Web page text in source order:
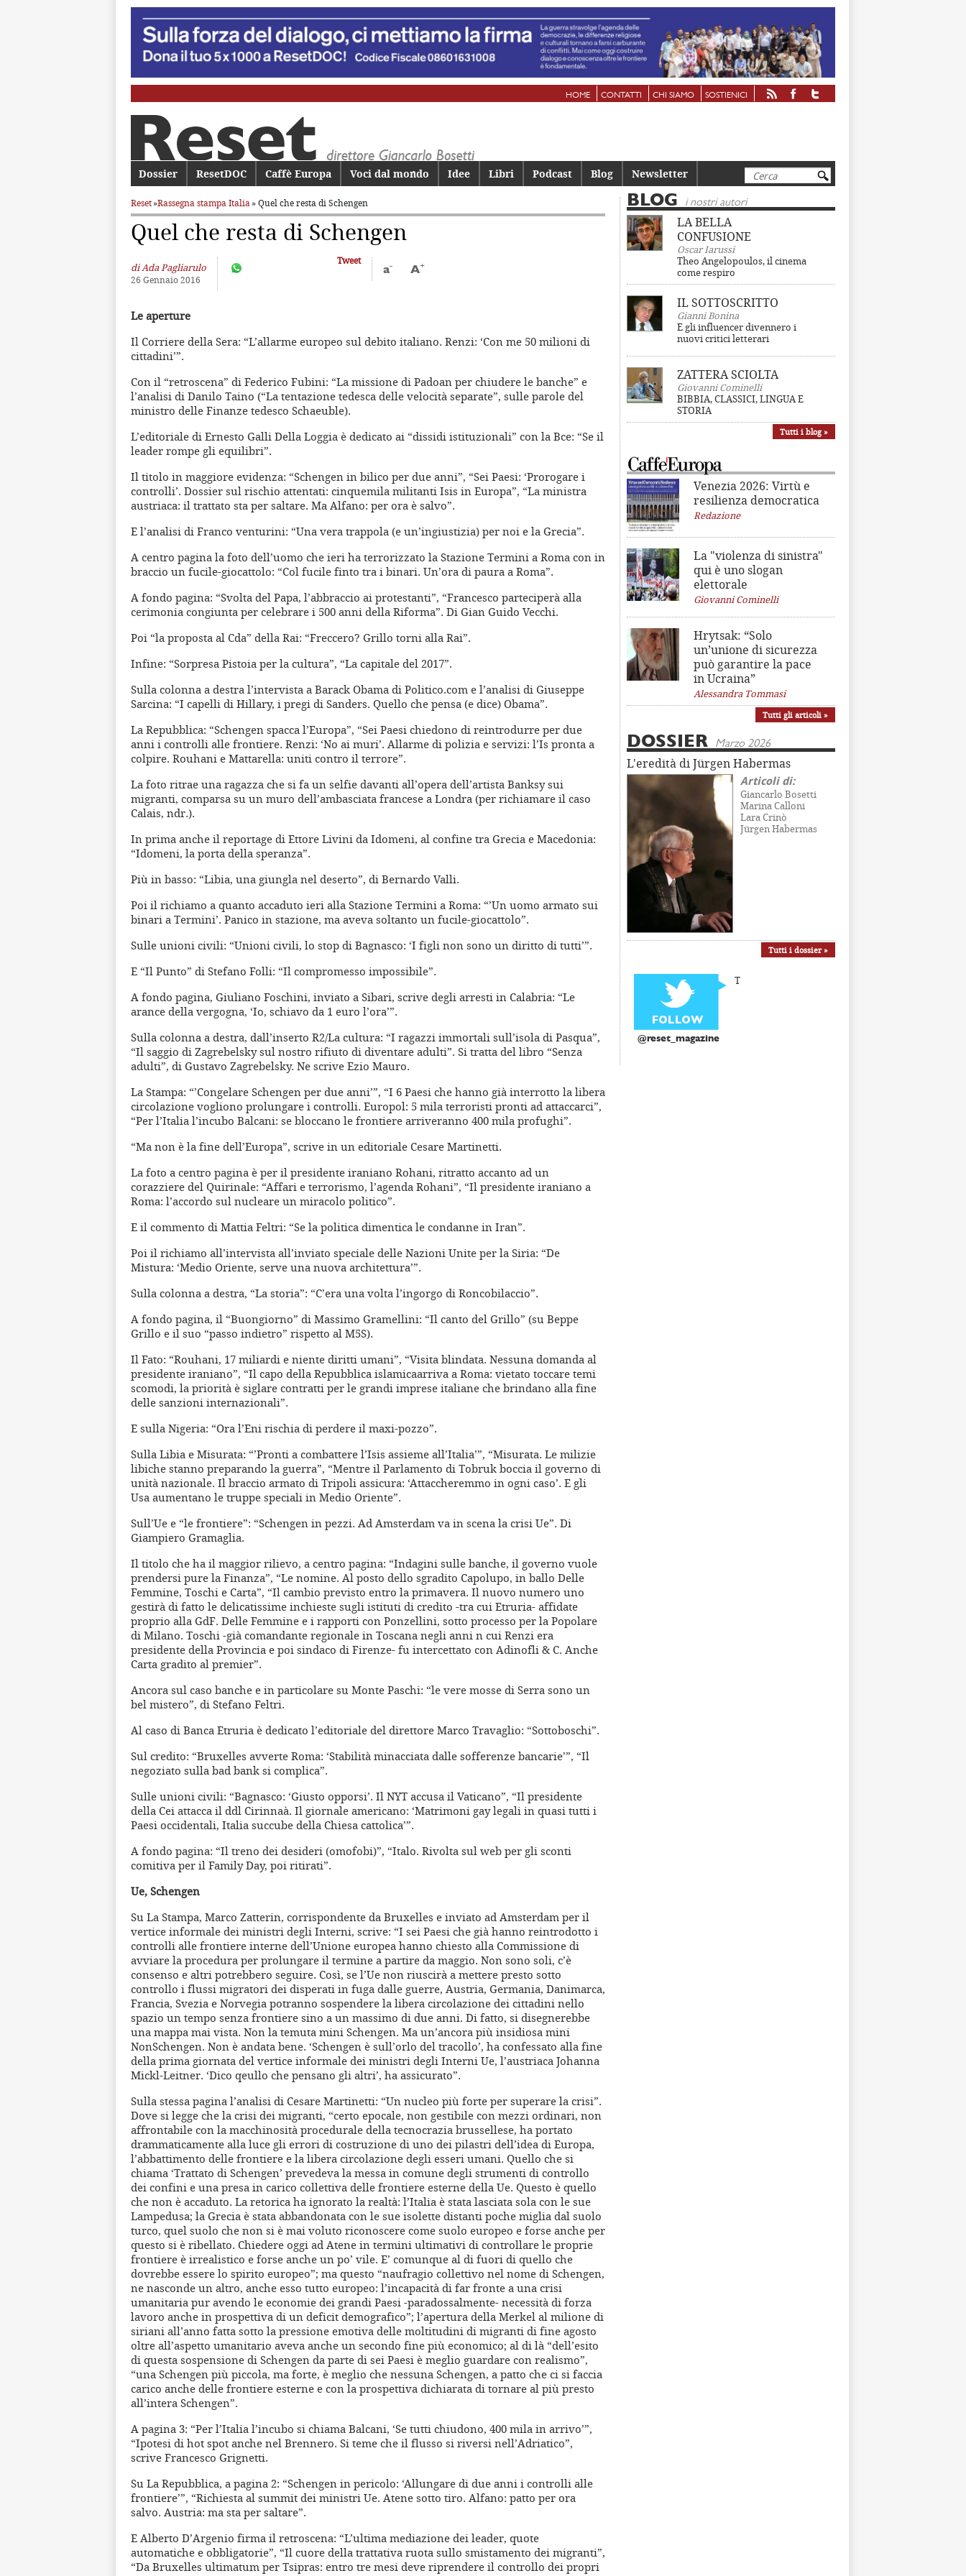
HOME CONTATTI CHI SIAMO SOSTIENICI
Cerca
Menu principale
Vai al contenuto principale
Vai al contenuto secondario
Dossier ResetDOC Caffè Europa Voci dal mondo Idee Libri Podcast Blog Newsletter
Reset»Rassegna stampa Italia» Quel che resta di Schengen
Quel che resta di Schengen
di Ada Pagliarulo
26 Gennaio 2016
Tweet
a- A+
Le aperture
Il Corriere della Sera: “L’allarme europeo sul debito italiano. Renzi: ‘Con me 50 milioni di
cittadini’”.
Con il “retroscena” di Federico Fubini: “La missione di Padoan per chiudere le banche” e
l’analisi di Danilo Taino (“La tentazione tedesca delle velocità separate”, sulle parole del
ministro delle Finanze tedesco Schaeuble).
L’editoriale di Ernesto Galli Della Loggia è dedicato ai “dissidi istituzionali” con la Bce: “Se il
leader rompe gli equilibri”.
Il titolo in maggiore evidenza: “Schengen in bilico per due anni”, “Sei Paesi: ‘Prorogare i
controlli’. Dossier sul rischio attentati: cinquemila militanti Isis in Europa”, “La ministra
austriaca: il trattato sta per saltare. Ma Alfano: per ora è salvo”.
E l’analisi di Franco venturini: “Una vera trappola (e un’ingiustizia) per noi e la Grecia”.
A centro pagina la foto dell’uomo che ieri ha terrorizzato la Stazione Termini a Roma con in
braccio un fucile-giocattolo: “Col fucile finto tra i binari. Un’ora di paura a Roma”.
A fondo pagina: “Svolta del Papa, l’abbraccio ai protestanti”, “Francesco parteciperà alla
cerimonia congiunta per celebrare i 500 anni della Riforma”. Di Gian Guido Vecchi.
Poi “la proposta al Cda” della Rai: “Freccero? Grillo torni alla Rai”.
Infine: “Sorpresa Pistoia per la cultura”, “La capitale del 2017”.
Sulla colonna a destra l’intervista a Barack Obama di Politico.com e l’analisi di Giuseppe
Sarcina: “I capelli di Hillary, i pregi di Sanders. Quello che pensa (e dice) Obama”.
La Repubblica: “Schengen spacca l’Europa”, “Sei Paesi chiedono di reintrodurre per due
anni i controlli alle frontiere. Renzi: ‘No ai muri’. Allarme di polizia e servizi: l’Is pronta a
colpire. Rouhani e Mattarella: uniti contro il terrore”.
La foto ritrae una ragazza che si fa un selfie davanti all’opera dell’artista Banksy sui
migranti, comparsa su un muro dell’ambasciata francese a Londra (per richiamare il caso
Calais, ndr.).
In prima anche il reportage di Ettore Livini da Idomeni, al confine tra Grecia e Macedonia:
“Idomeni, la porta della speranza”.
Più in basso: “Libia, una giungla nel deserto”, di Bernardo Valli.
Poi il richiamo a quanto accaduto ieri alla Stazione Termini a Roma: “’Un uomo armato sui
binari a Termini’. Panico in stazione, ma aveva soltanto un fucile-giocattolo”.
Sulle unioni civili: “Unioni civili, lo stop di Bagnasco: ‘I figli non sono un diritto di tutti’”.
E “Il Punto” di Stefano Folli: “Il compromesso impossibile”.
A fondo pagina, Giuliano Foschini, inviato a Sibari, scrive degli arresti in Calabria: “Le
arance della vergogna, ‘Io, schiavo da 1 euro l’ora’”.
Sulla colonna a destra, dall’inserto R2/La cultura: “I ragazzi immortali sull’isola di Pasqua”,
“Il saggio di Zagrebelsky sul nostro rifiuto di diventare adulti”. Si tratta del libro “Senza
adulti”, di Gustavo Zagrebelsky. Ne scrive Ezio Mauro.
La Stampa: “’Congelare Schengen per due anni’”, “I 6 Paesi che hanno già interrotto la libera
circolazione vogliono prolungare i controlli. Europol: 5 mila terroristi pronti ad attaccarci”,
“Per l’Italia l’incubo Balcani: se bloccano le frontiere arriveranno 400 mila profughi”.
“Ma non è la fine dell’Europa”, scrive in un editoriale Cesare Martinetti.
La foto a centro pagina è per il presidente iraniano Rohani, ritratto accanto ad un
corazziere del Quirinale: “Affari e terrorismo, l’agenda Rohani”, “Il presidente iraniano a
Roma: l’accordo sul nucleare un miracolo politico”.
E il commento di Mattia Feltri: “Se la politica dimentica le condanne in Iran”.
Poi il richiamo all’intervista all’inviato speciale delle Nazioni Unite per la Siria: “De
Mistura: ‘Medio Oriente, serve una nuova architettura’”.
Sulla colonna a destra, “La storia”: “C’era una volta l’ingorgo di Roncobilaccio”.
A fondo pagina, il “Buongiorno” di Massimo Gramellini: “Il canto del Grillo” (su Beppe
Grillo e il suo “passo indietro” rispetto al M5S).
Il Fato: “Rouhani, 17 miliardi e niente diritti umani”, “Visita blindata. Nessuna domanda al
presidente iraniano”, “Il capo della Repubblica islamicaarriva a Roma: vietato toccare temi
scomodi, la priorità è siglare contratti per le grandi imprese italiane che brindano alla fine
delle sanzioni internazionali”.
E sulla Nigeria: “Ora l’Eni rischia di perdere il maxi-pozzo”.
Sulla Libia e Misurata: “’Pronti a combattere l’Isis assieme all’Italia’”, “Misurata. Le milizie
libiche stanno preparando la guerra”, “Mentre il Parlamento di Tobruk boccia il governo di
unità nazionale. Il braccio armato di Tripoli assicura: ‘Attaccheremmo in ogni caso’. E gli
Usa aumentano le truppe speciali in Medio Oriente”.
Sull’Ue e “le frontiere”: “Schengen in pezzi. Ad Amsterdam va in scena la crisi Ue”. Di
Giampiero Gramaglia.
Il titolo che ha il maggior rilievo, a centro pagina: “Indagini sulle banche, il governo vuole
prendersi pure la Finanza”, “Le nomine. Al posto dello sgradito Capolupo, in ballo Delle
Femmine, Toschi e Carta”, “Il cambio previsto entro la primavera. Il nuovo numero uno
gestirà di fatto le delicatissime inchieste sugli istituti di credito -tra cui Etruria- affidate
proprio alla GdF. Delle Femmine e i rapporti con Ponzellini, sotto processo per la Popolare
di Milano. Toschi -già comandante regionale in Toscana negli anni n cui Renzi era
presidente della Provincia e poi sindaco di Firenze- fu intercettato con Adinofli & C. Anche
Carta gradito al premier”.
Ancora sul caso banche e in particolare su Monte Paschi: “le vere mosse di Serra sono un
bel mistero”, di Stefano Feltri.
Al caso di Banca Etruria è dedicato l’editoriale del direttore Marco Travaglio: “Sottoboschi”.
Sul credito: “Bruxelles avverte Roma: ‘Stabilità minacciata dalle sofferenze bancarie’”, “Il
negoziato sulla bad bank si complica”.
Sulle unioni civili: “Bagnasco: ‘Giusto opporsi’. Il NYT accusa il Vaticano”, “Il presidente
della Cei attacca il ddl Cirinnaà. Il giornale americano: ‘Matrimoni gay legali in quasi tutti i
Paesi occidentali, Italia succube della Chiesa cattolica’”.
A fondo pagina: “Il treno dei desideri (omofobi)”, “Italo. Rivolta sul web per gli sconti
comitiva per il Family Day, poi ritirati”.
Ue, Schengen
Su La Stampa, Marco Zatterin, corrispondente da Bruxelles e inviato ad Amsterdam per il
vertice informale dei ministri degli Interni, scrive: “I sei Paesi che già hanno reintrodotto i
controlli alle frontiere interne dell’Unione europea hanno chiesto alla Commissione di
avviare la procedura per prolungare il termine a partire da maggio. Non sono soli, c’è
consenso e altri potrebbero seguire. Così, se l’Ue non riuscirà a mettere presto sotto
controllo i flussi migratori dei disperati in fuga dalle guerre, Austria, Germania, Danimarca,
Francia, Svezia e Norvegia potranno sospendere la libera circolazione dei cittadini nello
spazio un tempo senza frontiere sino a un massimo di due anni. Di fatto, si disegnerebbe
una mappa mai vista. Non la temuta mini Schengen. Ma un’ancora più insidiosa mini
NonSchengen. Non è andata bene. ‘Schengen è sull’orlo del tracollo’, ha confessato alla fine
della prima giornata del vertice informale dei ministri degli Interni Ue, l’austriaca Johanna
Mickl-Leitner. ‘Dico qeullo che pensano gli altri’, ha assicurato”.
Sulla stessa pagina l’analisi di Cesare Martinetti: “Un nucleo più forte per superare la crisi”.
Dove si legge che la crisi dei migranti, “certo epocale, non gestibile con mezzi ordinari, non
affrontabile con la macchinosità procedurale della tecnocrazia brussellese, ha portato
drammaticamente alla luce gli errori di costruzione di uno dei pilastri dell’idea di Europa,
l’abbattimento delle frontiere e la libera circolazione degli esseri umani. Quello che si
chiama ‘Trattato di Schengen’ prevedeva la messa in comune degli strumenti di controllo
dei confini e una presa in carico collettiva delle frontiere esterne della Ue. Questo è quello
che non è accaduto. La retorica ha ignorato la realtà: l’Italia è stata lasciata sola con le sue
Lampedusa; la Grecia è stata abbandonata con le sue isolette distanti poche miglia dal suolo
turco, quel suolo che non si è mai voluto riconoscere come suolo europeo e forse anche per
questo si è ribellato. Chiedere oggi ad Atene in termini ultimativi di controllare le proprie
frontiere è irrealistico e forse anche un po’ vile. E’ comunque al di fuori di quello che
dovrebbe essere lo spirito europeo”; ma questo “naufragio collettivo nel nome di Schengen,
ne nasconde un altro, anche esso tutto europeo: l’incapacità di far fronte a una crisi
umanitaria pur avendo le economie dei grandi Paesi -paradossalmente- necessità di forza
lavoro anche in prospettiva di un deficit demografico”; l’apertura della Merkel al milione di
siriani all’anno fatta sotto la pressione emotiva delle moltitudini di migranti di fine agosto
oltre all’aspetto umanitario aveva anche un secondo fine più economico; al di là “dell’esito
di questa sospensione di Schengen da parte di sei Paesi è meglio guardare con realismo”,
“una Schengen più piccola, ma forte, è meglio che nessuna Schengen, a patto che ci si faccia
carico anche delle frontiere esterne e con la prospettiva dichiarata di tornare al più presto
all’intera Schengen”.
A pagina 3: “Per l’Italia l’incubo si chiama Balcani, ‘Se tutti chiudono, 400 mila in arrivo’”,
“Ipotesi di hot spot anche nel Brennero. Si teme che il flusso si riversi nell’Adriatico”,
scrive Francesco Grignetti.
Su La Repubblica, a pagina 2: “Schengen in pericolo: ‘Allungare di due anni i controlli alle
frontiere’”, “Richiesta al summit dei ministri Ue. Atene sotto tiro. Alfano: patto per ora
salvo. Austria: ma sta per saltare”.
E Alberto D’Argenio firma il retroscena: “L’ultima mediazione dei leader, quote
automatiche e obbligatorie”, “Il cuore della trattativa ruota sullo smistamento dei migranti”,
“Da Bruxelles ultimatum per Tsipras: entro tre mesi deve riprendere il controllo dei propri
BLOG i nostri autori
LA BELLA
CONFUSIONE
Oscar Iarussi
Theo Angelopoulos, il cinema
come respiro
IL SOTTOSCRITTO
Gianni Bonina
E gli influencer divennero i
nuovi critici letterari
ZATTERA SCIOLTA
Giovanni Cominelli
BIBBIA, CLASSICI, LINGUA E
STORIA
Tutti i blog »
Venezia 2026: Virtù e
resilienza democratica
Redazione
La "violenza di sinistra"
qui è uno slogan
elettorale
Giovanni Cominelli
Hrytsak: “Solo
un’unione di sicurezza
può garantire la pace
in Ucraina”
Alessandra Tommasi
Tutti gli articoli »
DOSSIER Marzo 2026
L'eredità di Jürgen Habermas
Articoli di:
Giancarlo Bosetti
Marina Calloni
Lara Crinò
Jürgen Habermas
Tutti i dossier »
@reset_magazine
T